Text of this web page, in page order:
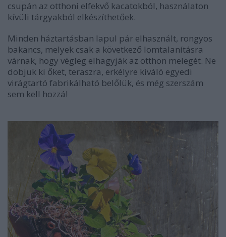
csupán az otthoni elfekvő kacatokból, használaton
kívüli tárgyakból elkészíthetőek.
Minden háztartásban lapul pár elhasznált, rongyos
bakancs, melyek csak a következő lomtalanításra
várnak, hogy végleg elhagyják az otthon melegét. Ne
dobjuk ki őket, teraszra, erkélyre kiváló egyedi
virágtartó fabrikálható belőlük, és még szerszám
sem kell hozzá!